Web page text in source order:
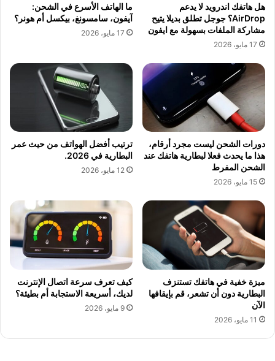
هل هاتفك اندرويد لا يدعم
AirDrop؟ جوجل تطلق بديلا يتيح
مشاركة الملفات بسهولة مع ايفون
17 مايو، 2026
ما الهاتف الأسرع في الشحن:
آيفون، سامسونغ، بيكسل أم هونر؟
17 مايو، 2026
دورات الشحن ليست مجرد أرقام،
هذا ما يحدث فعلا لبطارية هاتفك عند
الشحن المفرط
15 مايو، 2026
ترتيب أفضل الهواتف من حيث عمر
البطارية في 2026.
12 مايو، 2026
ميزة خفية في هاتفك تستنزف
البطارية دون أن تشعر، قم بإيقافها
الآن
11 مايو، 2026
كيف تعرف سرعة اتصال الإنترنت
لديك، أسريعة الاستجابة أم بطيئة؟
9 مايو، 2026